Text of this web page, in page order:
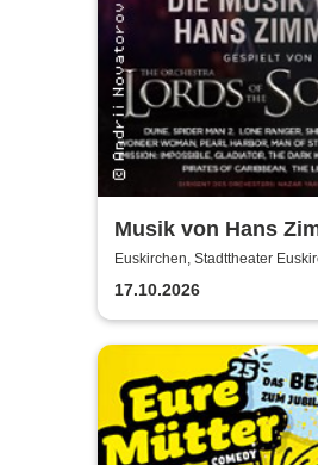
Musik von Hans
gespielt von Lords
Sound
Euskirchen, Stadttheater
17.10.2026